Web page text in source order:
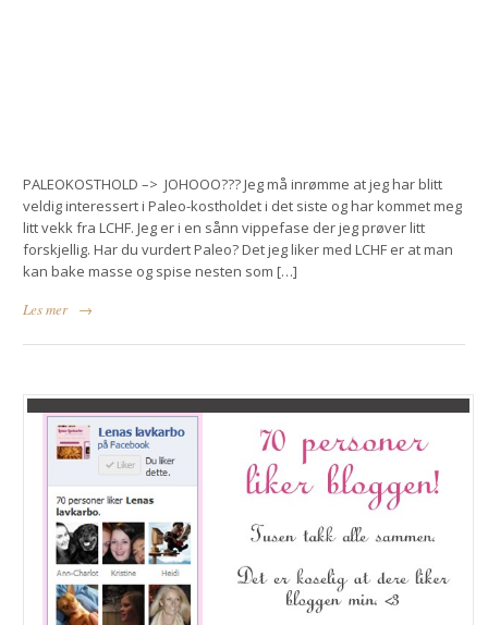
PALEOKOSTHOLD –> JOHOOO??? Jeg må inrømme at jeg har blitt
veldig interessert i Paleo-kostholdet i det siste og har kommet meg
litt vekk fra LCHF. Jeg er i en sånn vippefase der jeg prøver litt
forskjellig. Har du vurdert Paleo? Det jeg liker med LCHF er at man
kan bake masse og spise nesten som […]
Les mer
→